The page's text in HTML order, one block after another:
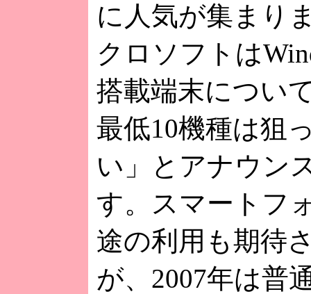
に人気が集まり
クロソフトは
搭載端末につい
最低10機種は狙
い」とアナウン
す。スマートフ
途の利用も期待
が、2007年は普